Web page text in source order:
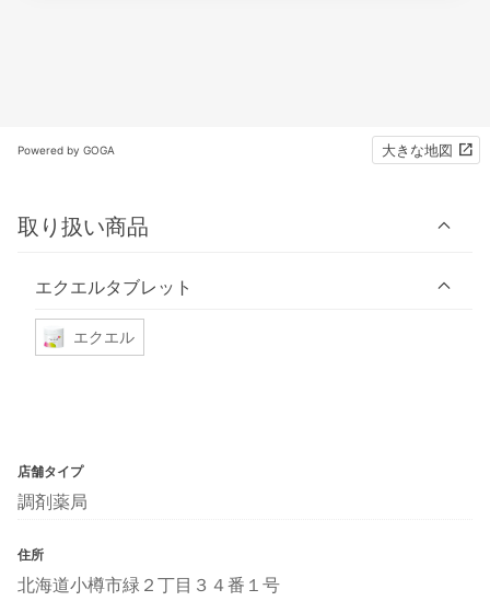
Powered by GOGA 大きな地図
取り扱い商品
エクエルタブレット
エクエル
店舗タイプ
調剤薬局
住所
北海道小樽市緑２丁目３４番１号